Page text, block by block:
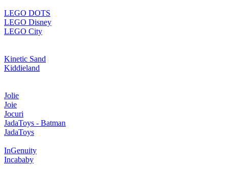
LEGO DOTS
LEGO Disney
LEGO City
Kinetic Sand
Kiddieland
Jolie
Joie
Jocuri
JadaToys - Batman
JadaToys
InGenuity
Incababy